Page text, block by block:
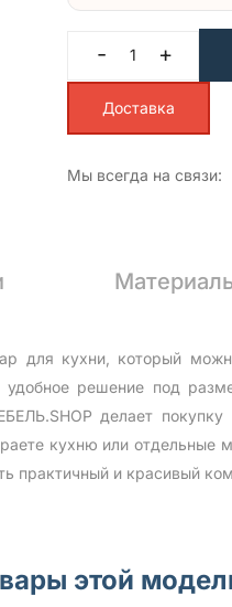
- +
Доставка
Мы всегда на связи:
кухни, который
удобное решение под
делает
кухню или отдельные
практичный и красивый
этой